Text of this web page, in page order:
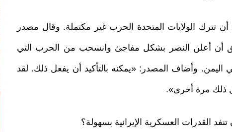
تترك الولايات المتحدة الحرب غير مكتملة. وقال مصدر
أعلن النصر بشكل مفاجئ وانسحب من الحرب التي
وأضاف المصدر: «يمكنه بالتأكيد أن يفعل ذلك. لقد
ذلك مرة أخرى».
القدرات العسكرية الإيرانية بسهولة؟